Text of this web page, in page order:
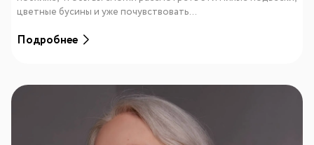
цветные бусины и уже почувствовать...
Подробнее